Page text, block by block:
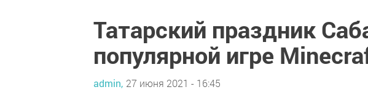
Татарский праздник
популярной игре
admin, 27 июня 2021 - 16:45